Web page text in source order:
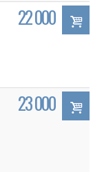
22 000
23 000